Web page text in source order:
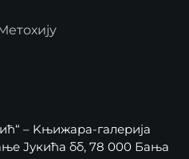
– Kњижара-галерија
Јукића бб, 78 000 Бања